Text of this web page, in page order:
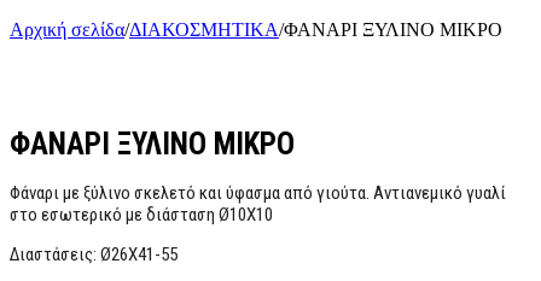
Αρχική σελίδα/ΔΙΑΚΟΣΜΗΤΙΚΑ/ΦΑΝΑΡΙ ΞΥΛΙΝΟ ΜΙΚΡΟ
ΦΑΝΑΡΙ ΞΥΛΙΝΟ ΜΙΚΡΟ
Φάναρι με ξύλινο σκελετό και ύφασμα από γιούτα. Αντιανεμικό γυαλί
στο εσωτερικό με διάσταση Ø10Χ10
Διαστάσεις: Ø26Χ41-55